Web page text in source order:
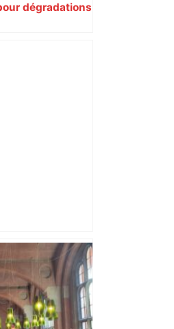
dégradations
bloquait les
fait
–